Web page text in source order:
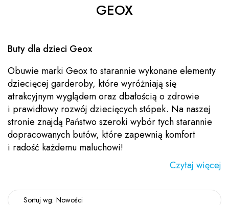
GEOX
Buty dla dzieci Geox
Obuwie marki Geox to starannie wykonane elementy
dziecięcej garderoby, które wyróżniają się
atrakcyjnym wyglądem oraz dbałością o zdrowie
i prawidłowy rozwój dziecięcych stópek. Na naszej
stronie znajdą Państwo szeroki wybór tych starannie
dopracowanych butów, które zapewnią komfort
i radość każdemu maluchowi!
Czytaj więcej
Sortuj wg: Nowości